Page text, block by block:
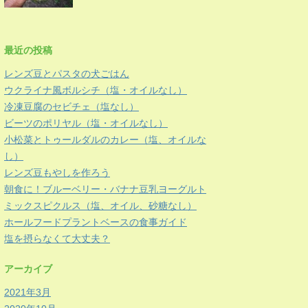
最近の投稿
レンズ豆とパスタの犬ごはん
ウクライナ風ボルシチ（塩・オイルなし）
冷凍豆腐のセビチェ（塩なし）
ビーツのポリヤル（塩・オイルなし）
小松菜とトゥールダルのカレー（塩、オイルな
し）
レンズ豆もやしを作ろう
朝食に！ブルーベリー・バナナ豆乳ヨーグルト
ミックスピクルス（塩、オイル、砂糖なし）
ホールフードプラントベースの食事ガイド
塩を摂らなくて大丈夫？
アーカイブ
2021年3月